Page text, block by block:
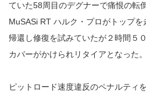
ていた58周目のデグナーで痛恨の転
MuSASi RT ハルク・プロがトップ
帰還し修復を試みていたが２時間５
カバーがかけられリタイアとなった。
ピットロード速度違反のペナルティ